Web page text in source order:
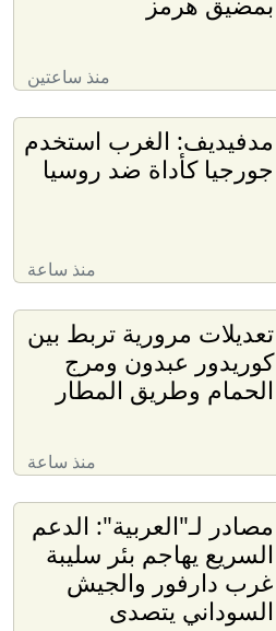
منذ ساعتين
مدفيديف: الغرب استخدم
جورجيا كأداة ضد روسيا
منذ ساعة
تعديلات مرورية تربط بين
كوريدور عبدون ومرج
الحمام وطريق المطار
منذ ساعة
مصادر لـ"العربية": الدعم
السريع يهاجم بئر سليبة
غرب دارفور والجيش
السوداني يتصدى